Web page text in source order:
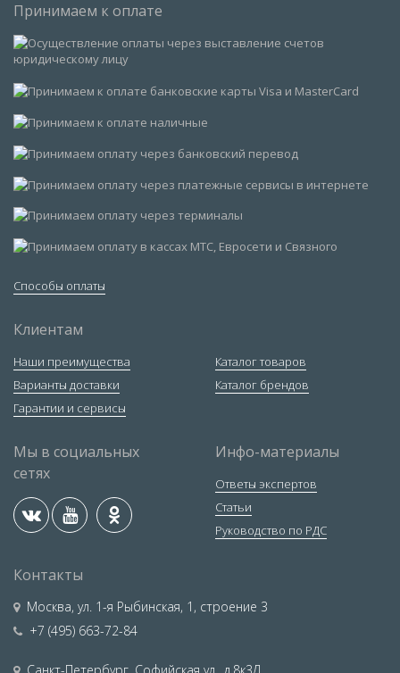
Принимаем к оплате
Способы оплаты
Клиентам
Наши преимущества
Варианты доставки
Гарантии и сервисы
Каталог товаров
Каталог брендов
Мы в социальных
сетях
Инфо-материалы
Ответы экспертов
Статьи
Руководство по РДС
Контакты
Москва, ул. 1-я Рыбинская, 1, строение 3
+7 (495) 663-72-84